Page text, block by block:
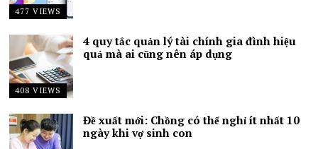
477 VIEWS
408 VIEWS
4 quy tắc quản lý tài chính gia đình hiệu
quả mà ai cũng nên áp dụng
Đề xuất mới: Chồng có thể nghỉ ít nhất 10
ngày khi vợ sinh con